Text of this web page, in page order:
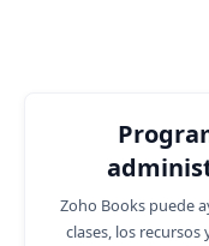
Zoho Books puede
clases, los